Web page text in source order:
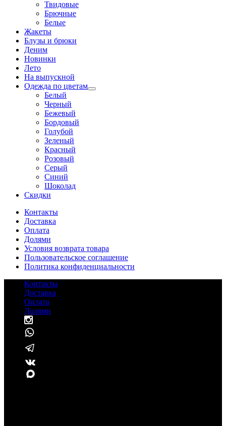
Твидовые
Брючные
Белые
Жакеты
Блузы и брюки
Деним
Новинки
Лето
На выпускной
Одежда по цветам
Белый
Черный
Бежевый
Бордовый
Голубой
Зеленый
Красный
Розовый
Серый
Синий
Шоколад
Cкидки
Контакты
Доставка
Оплата
Долями
Условия возврата товара
Пользовательское соглашение
Политика конфиденциальности
Контакты
Доставка
Оплата
Долями